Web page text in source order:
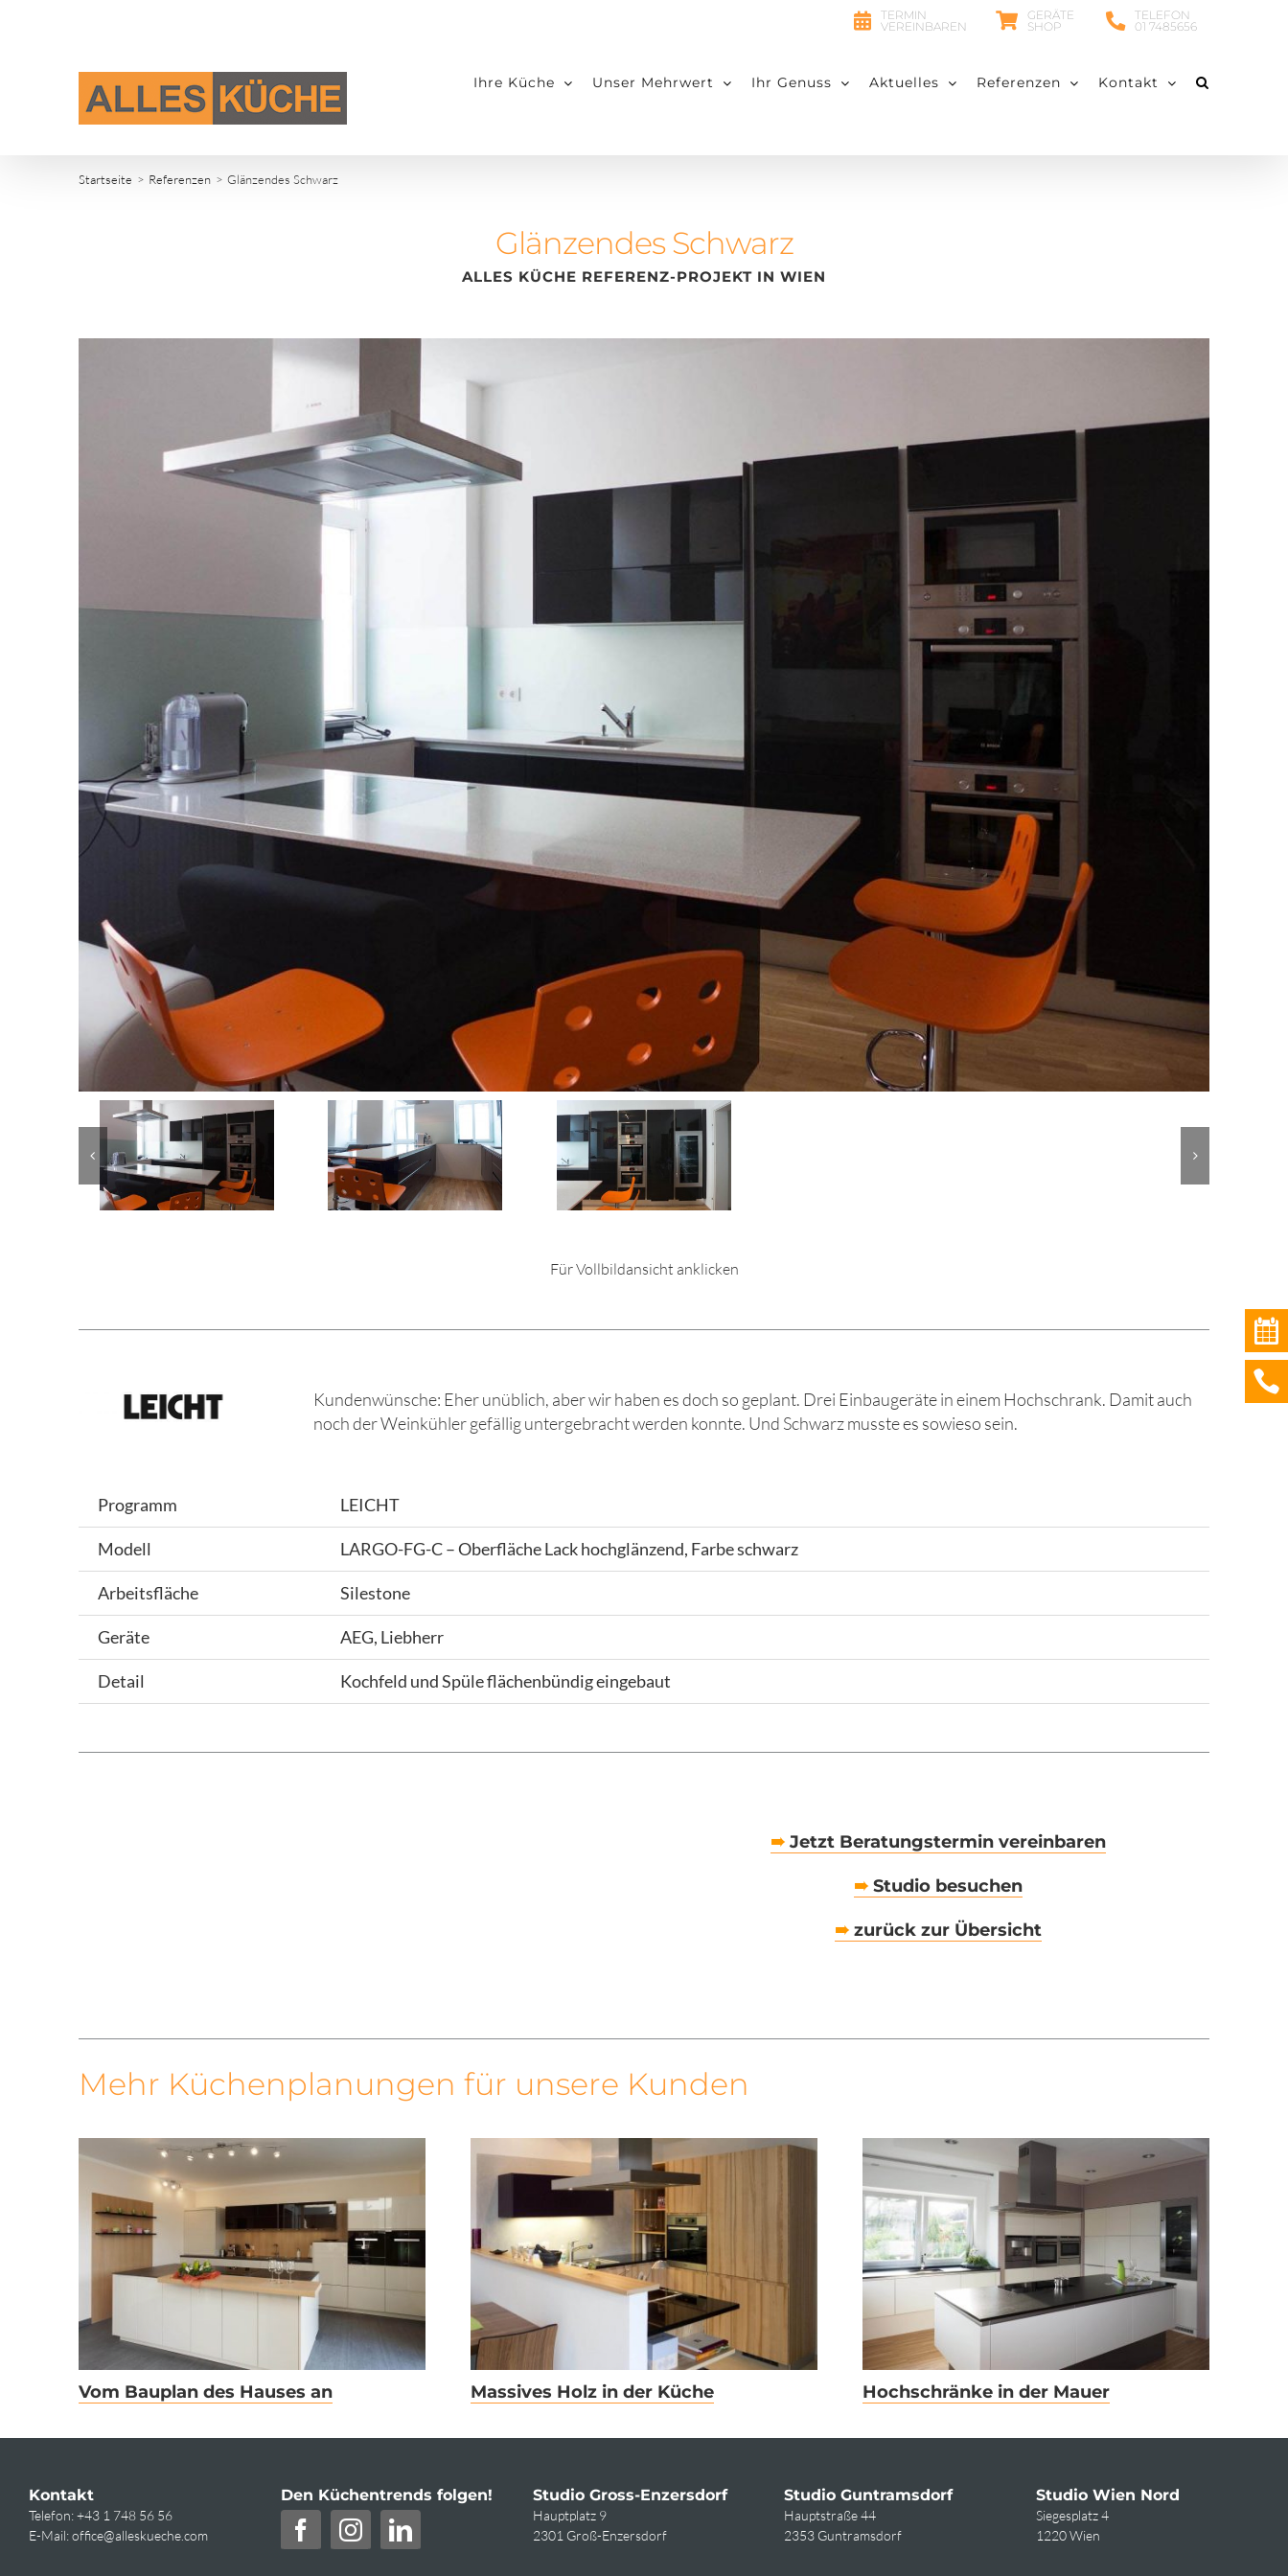
TERMIN
VEREINBAREN
GERÄTE
SHOP
TELEFON
01 7485656
Ihre Küche Unser Mehrwert Ihr Genuss Aktuelles Referenzen Kontakt
Startseite Referenzen Glänzendes Schwarz
Glänzendes Schwarz
ALLES KÜCHE REFERENZ-PROJEKT IN WIEN
Für Vollbildansicht anklicken
Kundenwünsche: Eher unüblich, aber wir haben es doch so geplant. Drei Einbaugeräte in einem Hochschrank. Damit auch
noch der Weinkühler gefällig untergebracht werden konnte. Und Schwarz musste es sowieso sein.
Programm LEICHT
Modell LARGO-FG-C – Oberfläche Lack hochglänzend, Farbe schwarz
Arbeitsfläche Silestone
Geräte AEG, Liebherr
Detail Kochfeld und Spüle flächenbündig eingebaut
➠Jetzt Beratungstermin vereinbaren
➠Studio besuchen
➠zurück zur Übersicht
Mehr Küchenplanungen für unsere Kunden
Vom Bauplan des Hauses an Massives Holz in der Küche Hochschränke in der Mauer
Kontakt
Telefon:+43 1 748 56 56
E-Mail:office@alleskueche.com
Den Küchentrends folgen! Studio Gross-Enzersdorf
Hauptplatz 9
2301 Groß-Enzersdorf
Studio Guntramsdorf
Hauptstraße 44
2353 Guntramsdorf
Studio Wien Nord
Siegesplatz 4
1220 Wien